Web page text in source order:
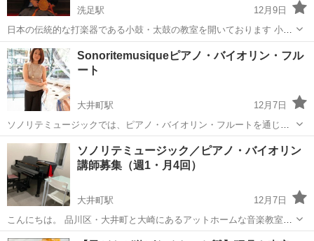
洗足駅
12月9日
日本の伝統的な打楽器である小鼓・太鼓の教室を開いております 小鼓
（こつづみ）・太鼓（たいこ）・大皷（おおかわ）‥‥ まじかに見
て、きいて、ふれてみてください 和のおけいこを始めてみません
か？ ...
東京 品川区 太鼓
Sonoritemusiqueピアノ・バイオリン・フル
ート
大井町駅
12月7日
ソノリテミュージックでは、ピアノ・バイオリン・フルートを通じて
生徒さんのご要望に合わせた音楽 や、楽器の楽しさを感じられるよう
なレッスンを目指しております。子どもから大人まで、初心者から上
級者 まで幅広く教えており、多く...
東京 品川区 大井町駅 子ども
ソノリテミュージック／ピアノ・バイオリン
講師募集（週1・月4回）
大井町駅
12月7日
こんにちは。 品川区・大井町と大崎にあるアットホームな音楽教室
「ソノリテミュージック」です。 生徒増加のため、ピアノまたはバイ
東京 品川区 大井町駅 ピアノ 音楽教室